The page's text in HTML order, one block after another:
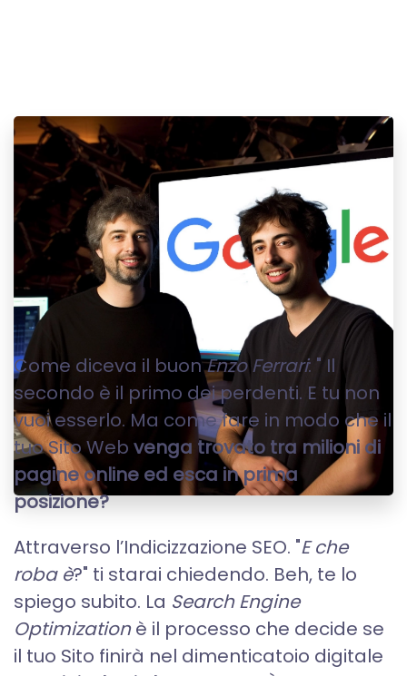
INDICIZZAZIONE SITI
WEB - SEO
Come diceva il buonEnzo Ferrari: " Il
secondo è il primo dei perdenti. E tu non
vuoi esserlo. Ma come fare in modo che il
tuo Sito Web venga trovato tra milioni di
pagine online ed esca in prima
posizione?
Attraverso l’Indicizzazione SEO. "E che
roba è?" ti starai chiedendo. Beh, te lo
spiego subito. La Search Engine
Optimizationè il processo che decide se
il tuo Sito finirà nel dimenticatoio digitale